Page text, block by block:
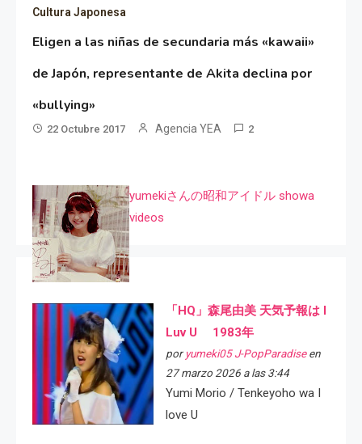
Cultura Japonesa
Eligen a las niñas de secundaria más «kawaii»
de Japón, representante de Akita declina por
«bullying»
22 Octubre 2017 Agencia YEA 2
yumekiさんの昭和アイドル showa
videos
「HQ」森尾由美 天気予報は I
Luv U 1983年
por yumeki05 J-PopParadiseen
27 marzo 2026 a las 3:44
Yumi Morio / Tenkeyoho wa I
love U